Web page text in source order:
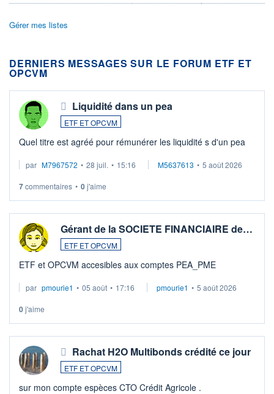
Gérer mes listes
DERNIERS MESSAGES SUR LE FORUM ETF ET
OPCVM
Liquidité dans un pea
ETF ET OPCVM
Quel titre est agréé pour rémunérer les liquidité s d'un pea
par M7967572 • 28 juil. • 15:16 M5637613 • 5 août 2026
7commentaires • 0j'aime
Gérant de la SOCIETE FINANCIAIRE de…
ETF ET OPCVM
ETF et OPCVM accesibles aux comptes PEA_PME
par pmourie1 • 05 août • 17:16 pmourie1 • 5 août 2026
0j'aime
Rachat H2O Multibonds crédité ce jour
ETF ET OPCVM
sur mon compte espèces CTO Crédit Agricole .